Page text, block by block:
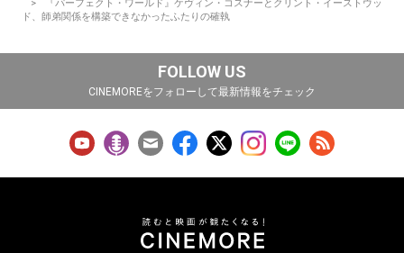
『パーフェクト・ワールド』ケヴィン・コスナーとクリント・イーストウッ
ド、師弟関係を構築できなかったふたりの確執
FOLLOW US
CINEMOREをフォローして最新情報をチェック